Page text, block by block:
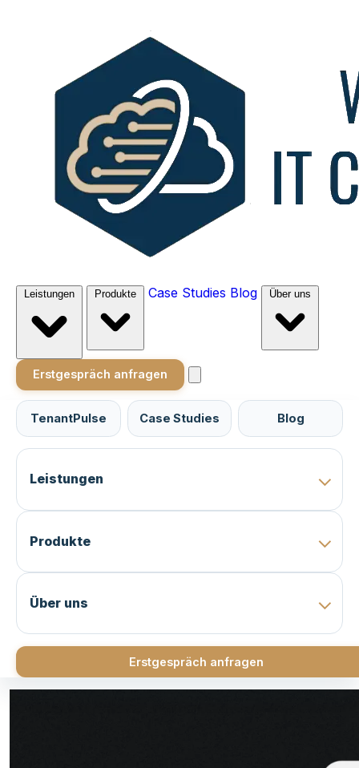
Case Studies Blog
Erstgespräch anfragen
TenantPulse Case Studies Blog
Leistungen
Produkte
Über uns
Erstgespräch anfragen